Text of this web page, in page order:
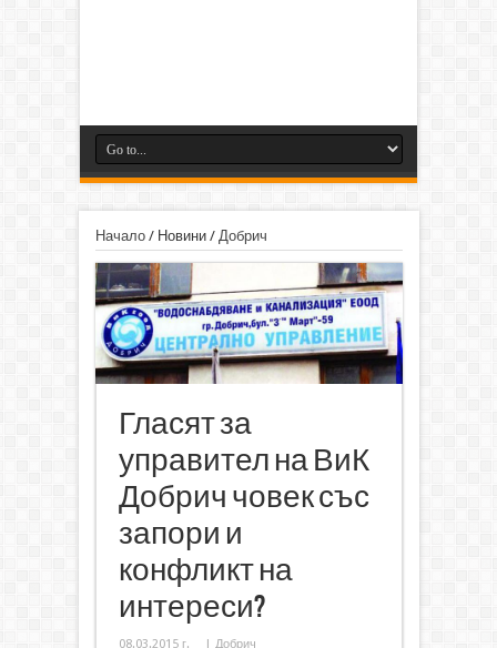
Начало/ Новини/ Добрич
Гласят за
управител на ВиК
Добрич човек със
запори и
конфликт на
интереси?
08.03.2015 г. | Добрич